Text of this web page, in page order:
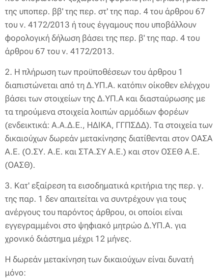
της υποπερ. ββ' της περ. στ' της παρ. 4 του άρθρου 67
του ν. 4172/2013 ή τους έγγαμους που υποβάλλουν
φορολογική δήλωση βάσει της περ. β' της παρ. 4 του
άρθρου 67 του ν. 4172/2013.
2. Η πλήρωση των προϋποθέσεων του άρθρου 1
διαπιστώνεται από τη Δ.ΥΠ.Α. κατόπιν οίκοθεν ελέγχου
βάσει των στοιχείων της Δ.ΥΠ.Α και διασταύρωσης με
τα τηρούμενα στοιχεία λοιπών αρμόδιων φορέων
(ενδεικτικά: Α.Α.Δ.Ε., ΗΔΙΚΑ, ΓΓΠΣΔΔ). Τα στοιχεία των
δικαιούχων δωρεάν μετακίνησης διατίθενται στον ΟΑΣΑ
A.E. (Ο.ΣΥ. Α.Ε. και ΣΤΑ.ΣΥ Α.Ε.) και στον ΟΣΕΘ Α.Ε.
(ΟΑΣΘ).
3. Κατ' εξαίρεση τα εισοδηματικά κριτήρια της περ. γ.
της παρ. 1 δεν απαιτείται να συντρέχουν για τους
ανέργους του παρόντος άρθρου, οι οποίοι είναι
εγγεγραμμένοι στο ψηφιακό μητρώο Δ.ΥΠ.Α. για
χρονικό διάστημα μέχρι 12 μήνες.
Η δωρεάν μετακίνηση των δικαιούχων είναι δυνατή
μόνο: